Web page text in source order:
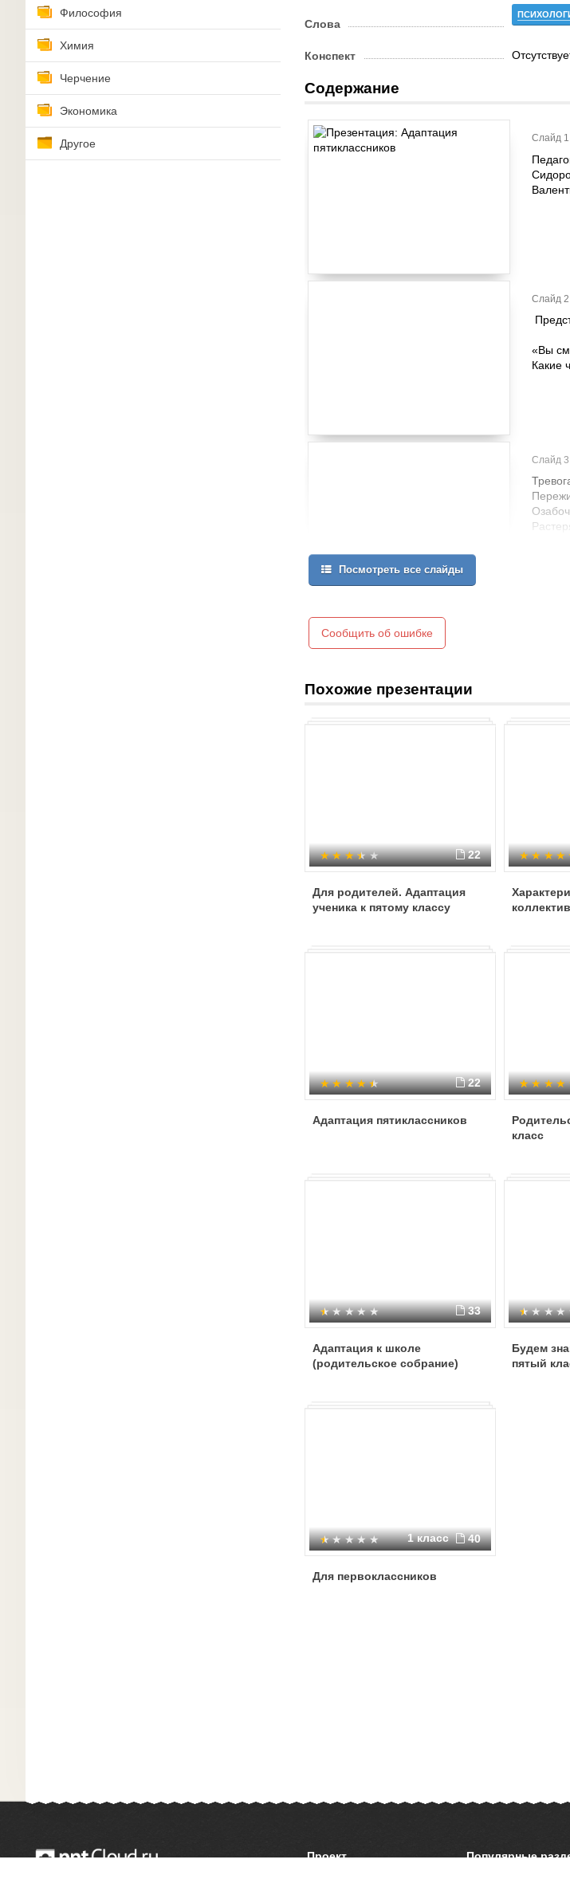
Философия
Химия
Черчение
Экономика
Другое
Слова
Конспект
Содержание
Слайд 1
Слайд 2
«Вы
Какие
Слайд 3
Посмотреть все слайды
Сообщить об ошибке
Похожие презентации
22
Для родителей. Адаптация
ученика к пятому классу
22
Адаптация пятиклассников
класс
33
Адаптация к школе
(родительское собрание)
Будем
пятый
1 класс 40
Для первоклассников
Проект
Популярные